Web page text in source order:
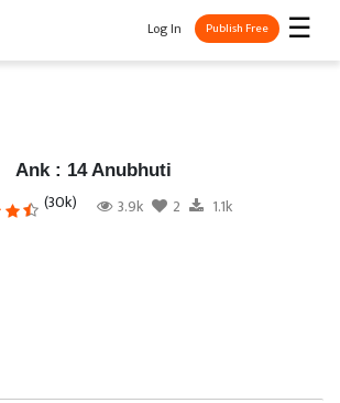
☰
Log In Publish Free
Ank : 14 Anubhuti
(30k) 3.9k 2 1.1k